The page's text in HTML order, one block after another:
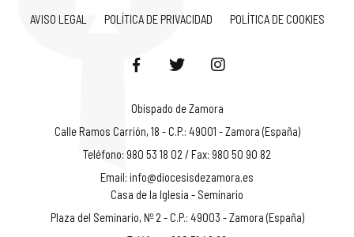
AVISO LEGAL POLÍTICA DE PRIVACIDAD POLÍTICA DE COOKIES
Obispado de Zamora
Calle Ramos Carrión, 18 - C.P.: 49001 - Zamora (España)
Teléfono: 980 53 18 02 / Fax: 980 50 90 82
Email: info@diocesisdezamora.es
Casa de la Iglesia - Seminario
Plaza del Seminario, Nº 2 - C.P.: 49003 - Zamora (España)